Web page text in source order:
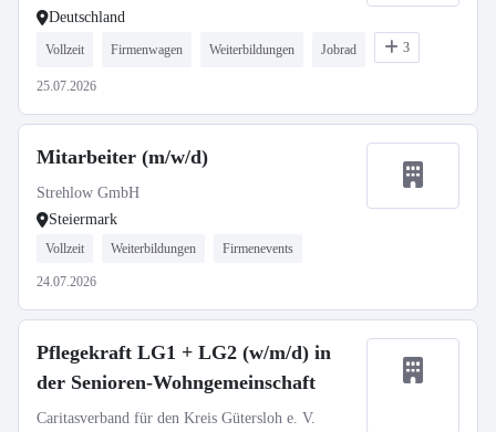
Deutschland
Vollzeit Firmenwagen Weiterbildungen Jobrad 3
25.07.2026
Mitarbeiter (m/w/d)
Strehlow GmbH
Steiermark
Vollzeit Weiterbildungen Firmenevents
24.07.2026
Pflegekraft LG1 + LG2 (w/m/d) in
der Senioren-Wohngemeinschaft
Caritasverband für den Kreis Gütersloh e. V.